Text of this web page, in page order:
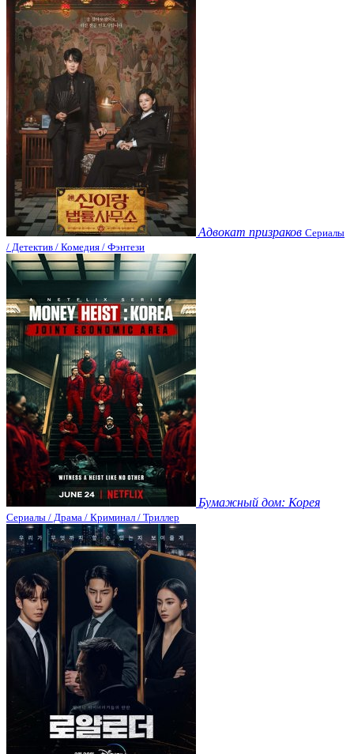
Адвокат призраков Сериалы
/ Детектив / Комедия / Фэнтези
Бумажный дом: Корея
Сериалы / Драма / Криминал / Триллер